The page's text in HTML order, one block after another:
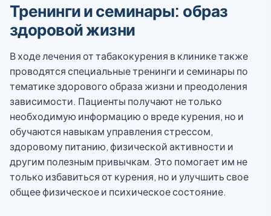
Тренинги и семинары: образ
здоровой жизни
В ходе лечения от табакокурения в клинике также
проводятся специальные тренинги и семинары по
тематике здорового образа жизни и преодоления
зависимости. Пациенты получают не только
необходимую информацию о вреде курения, но и
обучаются навыкам управления стрессом,
здоровому питанию, физической активности и
другим полезным привычкам. Это помогает им не
только избавиться от курения, но и улучшить свое
общее физическое и психическое состояние.